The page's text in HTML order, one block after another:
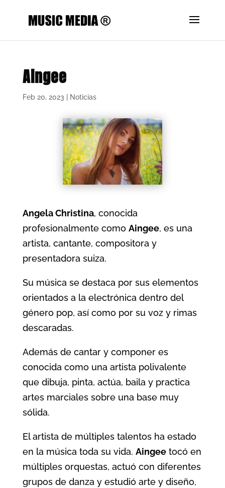
Aingee
Feb 20, 2023 Noticias
Angela Christina, conocida
profesionalmente como Aingee, es una
artista, cantante, compositora y
presentadora suiza.
Su música se destaca por sus elementos
orientados a la electrónica dentro del
género pop, así como por su voz y rimas
descaradas.
Además de cantar y componer es
conocida como una artista polivalente
que dibuja, pinta, actúa, baila y practica
artes marciales sobre una base muy
sólida.
El artista de múltiples talentos ha estado
en la música toda su vida. Aingeetocó en
múltiples orquestas, actuó con diferentes
grupos de danza y estudió arte y diseño,